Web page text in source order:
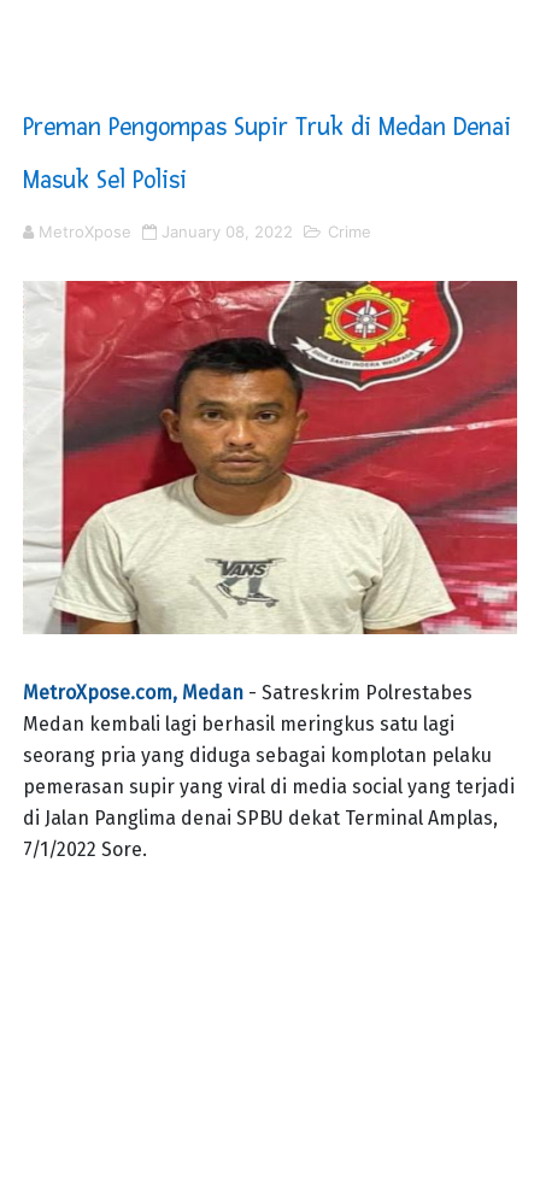
DPRD Madina Setujui Ranperda Pertanggungjawaban
Kurve Kecamatan Medan Tembung Antisipasi Banjir
Optimalkan Efisiensi Anggaran, Bupati Taput JTP
Preman Pengompas Supir Truk di Medan Denai
Masuk Sel Polisi
MetroXpose January 08, 2022 Crime
MetroXpose.com, Medan- Satreskrim Polrestabes
Medan kembali lagi berhasil meringkus satu lagi
seorang pria yang diduga sebagai komplotan pelaku
pemerasan supir yang viral di media social yang terjadi
di Jalan Panglima denai SPBU dekat Terminal Amplas,
7/1/2022 Sore.